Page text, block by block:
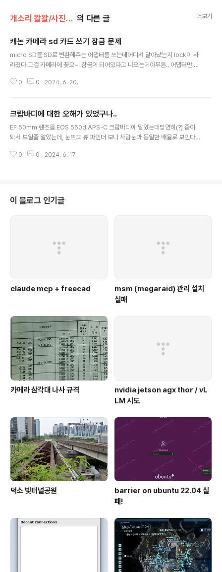
개소리 왈왈/사진과 수다 의 다른 글 더보기
캐논 카메라 sd 카드 쓰기 잠금 문제
micro SD를 SD로 변환해주는 어댑터를 쓰는데어디서 달아났는지 lock이 사
라졌다.그걸 카메라에 꽂으니 잠금이 되어있다고 나오는데아무튼.. 어댑터만 잘
여봐야 할지도 모르겠다. 카드 슬롯 크기를 봐서는 광학식 탐지는 아닌것 같고
card-with-missing-lock-slider]
0 0 2024. 6. 20.
크랍바디에 대한 오해가 있었구나..
EF 50mm 렌즈를 EOS 550d APS-C 크랍바디에 달았는데당연히(?) 줌이
되서 보일줄 알았는데, 눈뜨고 뷰 파인더 보니 사람눈과 동일한 배율로 보인다.
알았는데 그게 아니었다니..(!) 단지 CCD 면적이 좁아지면서 같은 화소라면 커
0 0 2024. 6. 17.
이 블로그 인기글
claude mcp + freecad
msm (megaraid) 관리 설치
실패
카메라 삼각대 나사 규격
nvidia jetson agx thor / vL
LM 시도
덕소 빛터널공원
barrier on ubuntu 22.04 실
패!